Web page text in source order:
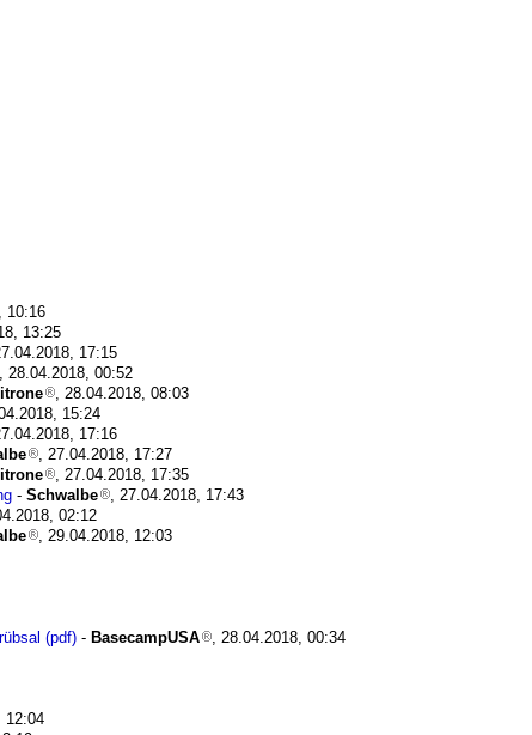
10:16
13:25
17:15
, 28.04.2018, 00:52
, 28.04.2018, 08:03
15:24
17:16
, 27.04.2018, 17:27
, 27.04.2018, 17:35
- Schwalbe
, 27.04.2018, 17:43
02:12
, 29.04.2018, 12:03
(pdf) - BasecampUSA
, 28.04.2018, 00:34
12:04